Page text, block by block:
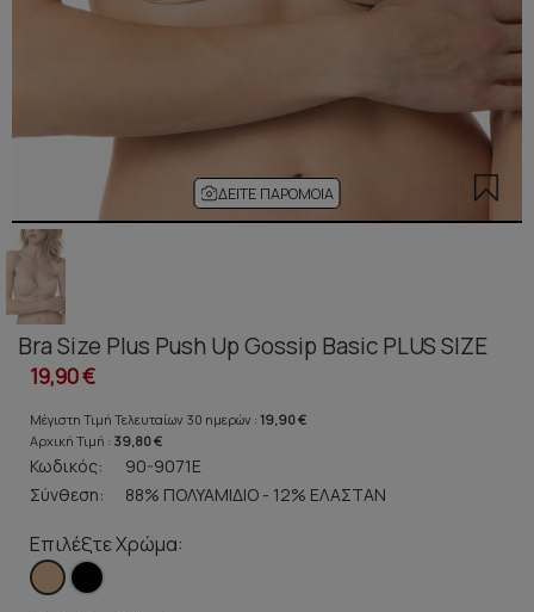
ΔΕΊΤΕ ΠΑΡΌΜΟΙΑ
Bra Size Plus Push Up Gossip Basic PLUS SIZE
19,90 €
Μέγιστη Τιμή Τελευταίων 30 ημερών : 19,90 €
Αρχική Τιμή : 39,80 €
Κωδικός:
90-9071E
Σύνθεση:
88% ΠΟΛΥΑΜΙΔΙΟ - 12% ΕΛΑΣΤΑΝ
Επιλέξτε Χρώμα: